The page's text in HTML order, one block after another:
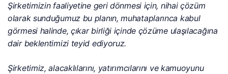
Şirketimizin faaliyetine geri dönmesi için, nihai çözüm
olarak sunduğumuz bu planın, muhataplarınca kabul
görmesi halinde, çıkar birliği içinde çözüme ulaşılacağına
dair beklentimizi teyid ediyoruz.
Şirketimiz, alacaklılarını, yatırımcılarını ve kamuoyunu